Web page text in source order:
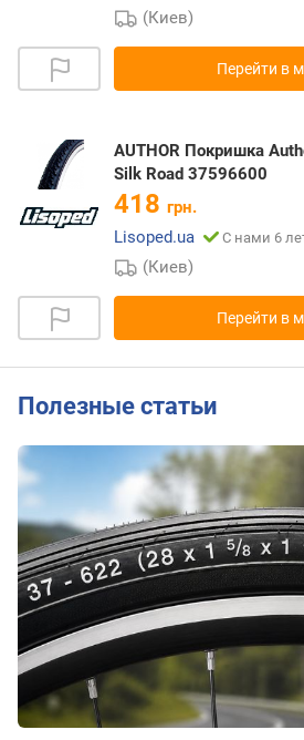
(Киев)
Перейти в
AUTHOR Покришка
Silk Road 37596600
418 грн.
Lisoped.ua
С нами 6
(Киев)
Перейти в
Полезные статьи